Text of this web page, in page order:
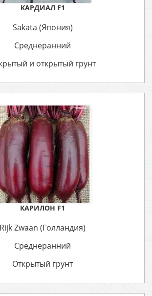
КАРДИАЛ F1
Sakata (Япония)
Среднеранний
и открытый грунт
КАРИЛОН F1
Rijk Zwaan (Голландия)
Среднеранний
Открытый грунт